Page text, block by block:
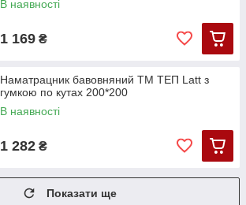
В наявності
1 169 ₴
Наматрацник бавовняний ТМ ТЕП Latt з
гумкою по кутах 200*200
В наявності
1 282 ₴
Показати ще